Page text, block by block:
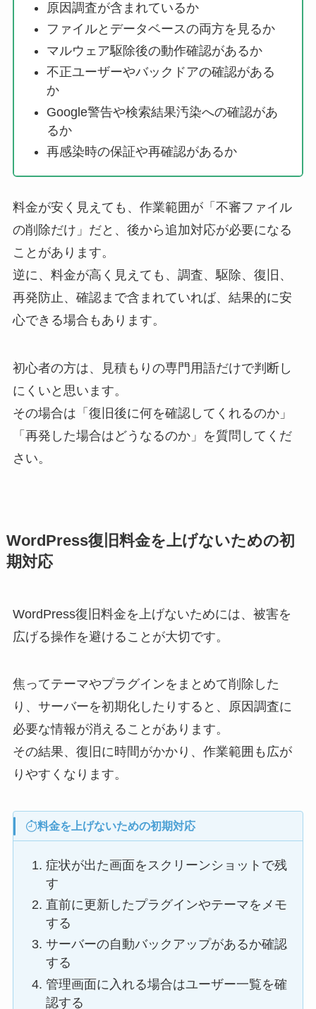
原因調査が含まれているか
ファイルとデータベースの両方を見るか
マルウェア駆除後の動作確認があるか
不正ユーザーやバックドアの確認がある
か
Google警告や検索結果汚染への確認があ
るか
再感染時の保証や再確認があるか
料金が安く見えても、作業範囲が「不審ファイル
の削除だけ」だと、後から追加対応が必要になる
ことがあります。
逆に、料金が高く見えても、調査、駆除、復旧、
再発防止、確認まで含まれていれば、結果的に安
心できる場合もあります。
初心者の方は、見積もりの専門用語だけで判断し
にくいと思います。
その場合は「復旧後に何を確認してくれるのか」
「再発した場合はどうなるのか」を質問してくだ
さい。
WordPress復旧料金を上げないための初
期対応
WordPress復旧料金を上げないためには、被害を
広げる操作を避けることが大切です。
焦ってテーマやプラグインをまとめて削除した
り、サーバーを初期化したりすると、原因調査に
必要な情報が消えることがあります。
その結果、復旧に時間がかかり、作業範囲も広が
りやすくなります。
料金を上げないための初期対応
症状が出た画面をスクリーンショットで残
す
直前に更新したプラグインやテーマをメモ
する
サーバーの自動バックアップがあるか確認
する
管理画面に入れる場合はユーザー一覧を確
認する